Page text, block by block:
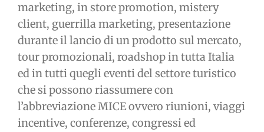
marketing, in store promotion, mistery
client, guerrilla marketing, presentazione
durante il lancio di un prodotto sul mercato,
tour promozionali, roadshop in tutta Italia
ed in tutti quegli eventi del settore turistico
che si possono riassumere con
l’abbreviazione MICE ovvero riunioni, viaggi
incentive, conferenze, congressi ed